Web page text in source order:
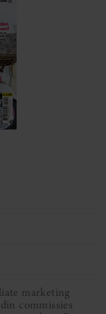
marketing
commissies